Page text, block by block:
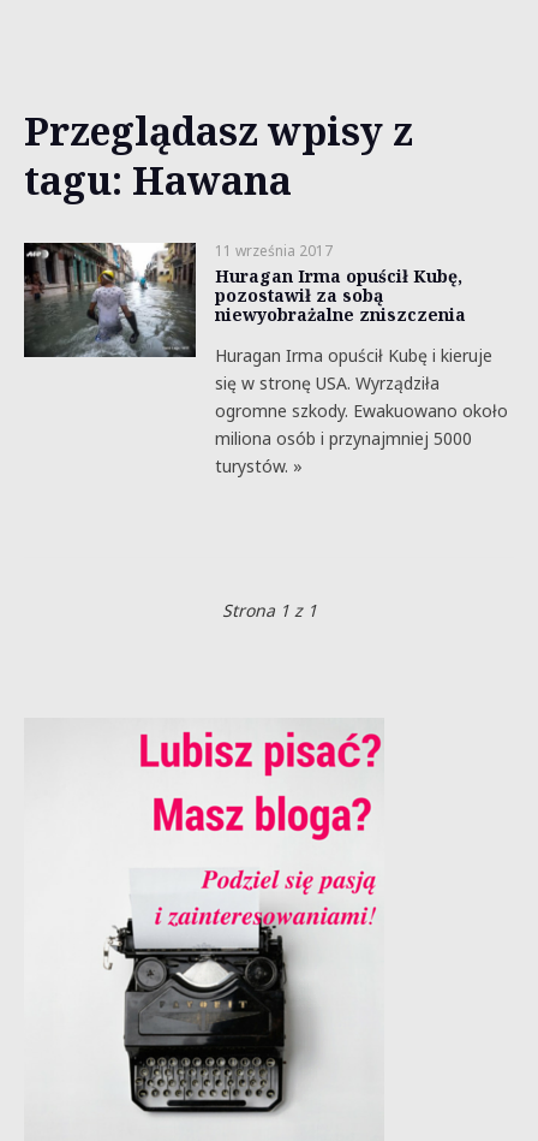
Przeglądasz wpisy z
tagu: Hawana
11 września 2017
Huragan Irma opuścił Kubę,
pozostawił za sobą
niewyobrażalne zniszczenia
Huragan Irma opuścił Kubę i kieruje
się w stronę USA. Wyrządziła
ogromne szkody. Ewakuowano około
miliona osób i przynajmniej 5000
turystów. »
Strona 1 z 1